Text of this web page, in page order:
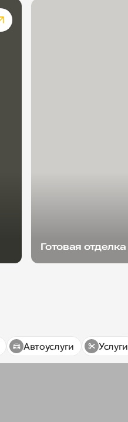
Готовая отделка
Автоуслуги Услуги